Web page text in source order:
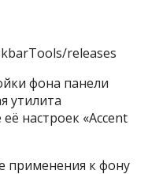
releases
фона панели
утилита
настроек «Accent
применения к фону